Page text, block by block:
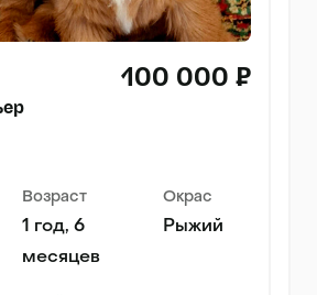
100 000 ₽
Возраст
1 год, 6
месяцев
Окрас
Рыжий